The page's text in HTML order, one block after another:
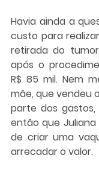
Havia ainda a
custo para
retirada do
após o
R$ 85 mil. Nem
mãe, que vendeu
parte dos
então que
de criar uma
arrecadar o valor.